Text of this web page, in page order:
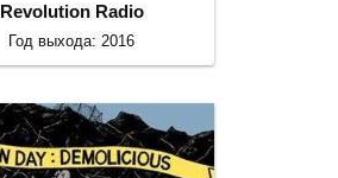
Revolution Radio
Год выхода: 2016